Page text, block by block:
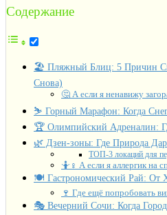
Содержание
🏖️ Пляжный Блиц: 5 Причин
Снова)
🤔 А если я ненавижу
⛷️ Горный Марафон: Когда
🏆 Олимпийский Адреналин:
🌿 Дзен-зоны: Где Природа
ТОП-3 локаций для
🤷♀️ А если я аллергик на
🍽️ Гастрономический Рай: От
🍷 Где ещё попробовать
🎭 Вечерний Сочи: Когда